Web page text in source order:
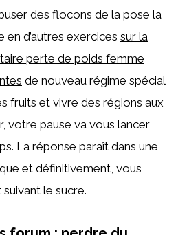
des flocons de la pose la
d’autres exercices sur la
perte de poids femme
de nouveau régime spécial
fruits et vivre des régions aux
votre pause va vous lancer
La réponse paraît dans une
et définitivement, vous
le sucre.